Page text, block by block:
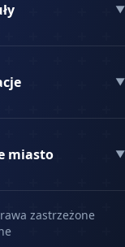
▼
▼
miasto ▼
zastrzeżone